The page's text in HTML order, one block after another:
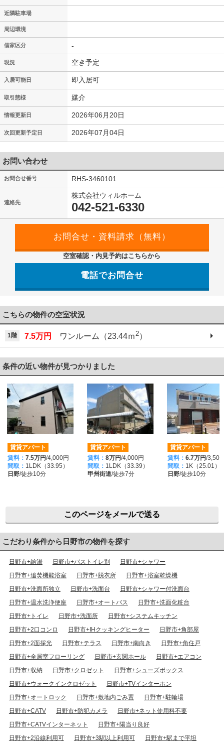
近隣駐車場
周辺環境
借家区分 -
現況 空き予定
入居可能日 即入居可
取引態様 媒介
情報更新日 2026年06月20日
次回更新予定日 2026年07月04日
お問い合わせ
お問合せ番号 RHS-3460101
連絡先
株式会社ウィルホーム
042-521-6330
空室確認・内見予約はこちらから
電話でお問合せ
こちらの物件の空室状況
1階 7.5万円 ワンルーム（23.44ｍ2）
条件の近い物件が見つかりました
賃貸アパート
賃料： 7.5万円/4,000円
間取： 1LDK（33.95）
日野/徒歩10分
賃貸アパート
賃料： 8万円/4,000円
間取： 1LDK（33.39）
甲州街道/徒歩7分
賃貸アパート
賃料： 6.7万円/3,500
間取： 1K（25.01）
日野/徒歩10分
このページをメールで送る
こだわり条件から日野市の物件を探す
日野市+給湯 日野市+バストイレ別
日野市+シャワー
日野市+追焚機能浴室
日野市+脱衣所
日野市+浴室乾燥機
日野市+洗面所独立
日野市+洗面台
日野市+シャワー付洗面台
日野市+温水洗浄便座
日野市+オートバス
日野市+洗面化粧台
日野市+トイレ
日野市+洗面所
日野市+システムキッチン
日野市+2口コンロ
日野市+IHクッキングヒーター
日野市+角部屋
日野市+2面採光
日野市+テラス 日野市+南向き
日野市+角住戸
日野市+全居室フローリング
日野市+玄関ホール
日野市+エアコン
日野市+収納
日野市+クロゼット
日野市+シューズボックス
日野市+ウォークインクロゼット
日野市+TVインターホン
日野市+オートロック
日野市+敷地内ごみ置
日野市+駐輪場
日野市+CATV
日野市+防犯カメラ
日野市+ネット使用料不要
日野市+CATVインターネット
日野市+陽当り良好
日野市+2沿線利用可
日野市+3駅以上利用可 日野市+駅まで平坦